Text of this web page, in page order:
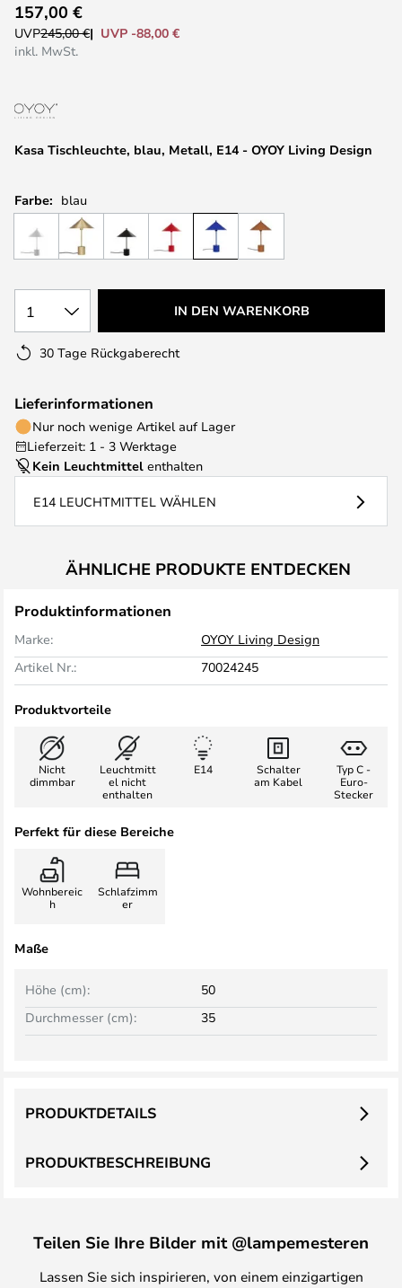
Anfang
der
Kasa Tischleuchte, blau, Metall, E14 - OYOY Living Design
157,00 €
UVP245,00 €
UVP -88,00 €
inkl. MwSt.
Farbe: blau
1 IN DEN WARENKORB
30 Tage Rückgaberecht
Lieferinformationen
Nur noch wenige Artikel auf Lager
Lieferzeit: 1 - 3 Werktage
Kein Leuchtmittel enthalten
E14 LEUCHTMITTEL WÄHLEN
ÄHNLICHE PRODUKTE ENTDECKEN
Produktinformationen
Marke:
OYOY Living Design
Artikel Nr.:
70024245
Produktvorteile
Nicht
dimmbar
Leuchtmitt
el nicht
enthalten
E14
Schalter
am Kabel
Typ C -
Euro-
Stecker
Perfekt für diese Bereiche
Wohnbereic
h
Schlafzimm
er
Maße
Höhe (cm):
50
Durchmesser (cm):
35
PRODUKTBESCHREIBUNG
PRODUKTDETAILS
Teilen Sie Ihre Bilder mit @lampemesteren
Lassen Sie sich inspirieren, von einem einzigartigen